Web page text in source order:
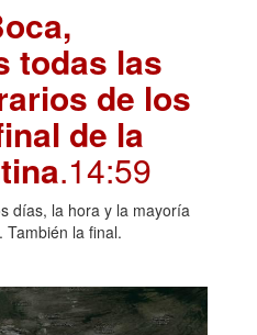
todas las
de los
de la
.14:59
días, la hora y la mayoría
También la final.